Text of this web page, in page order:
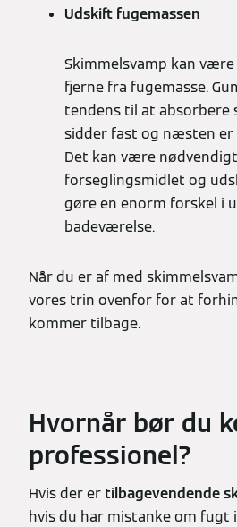
Udskift fugemassen
Skimmelsvamp kan
fjerne fra fugemasse.
tendens til at absorbere
sidder fast og næsten
Det kan være
forseglingsmidlet og
gøre en enorm forskel i
badeværelse.
Når du er af med
vores trin ovenfor for at
kommer tilbage.
Hvornår bør du
professionel?
Hvis der er tilbagevendende
hvis du har mistanke om fugt